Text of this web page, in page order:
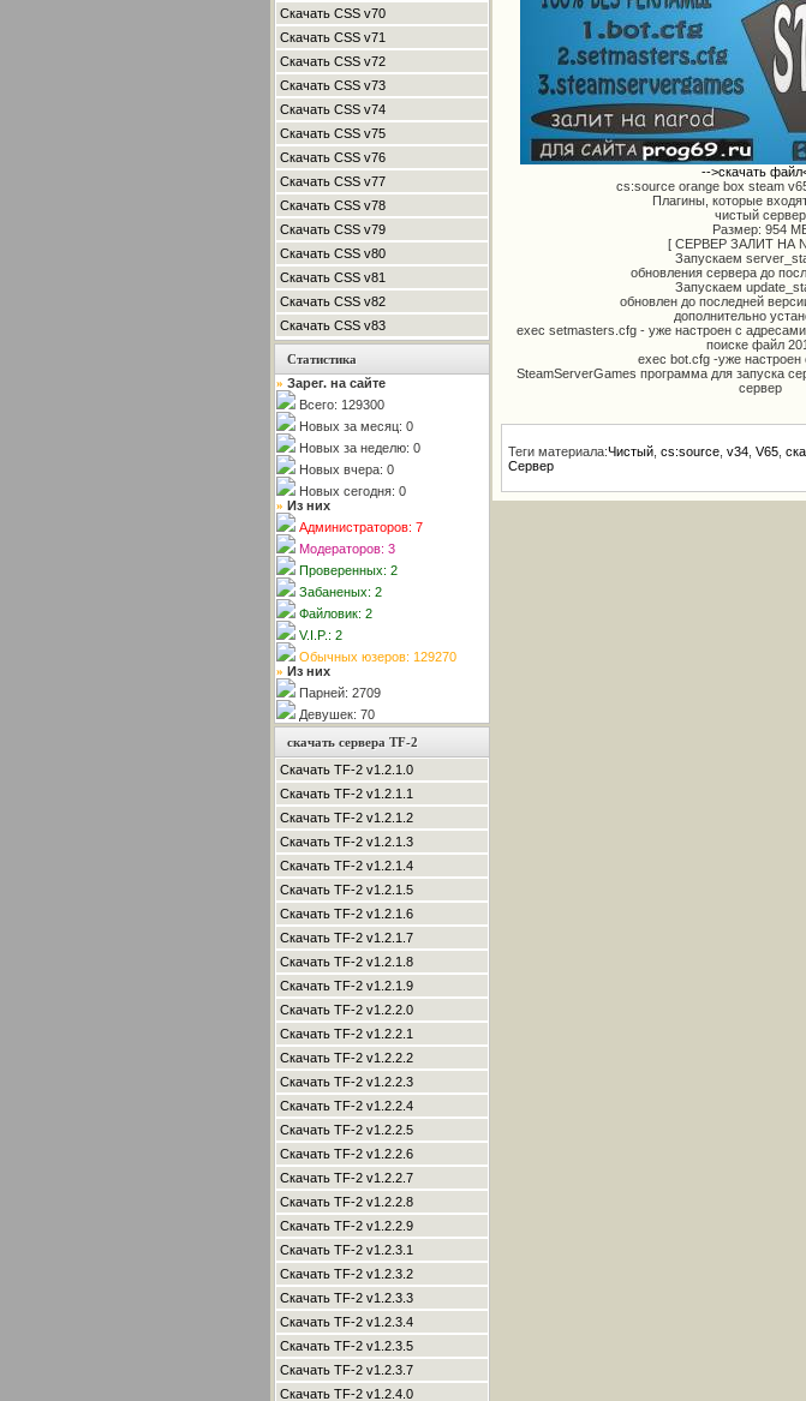
Скачать CSS v70
Скачать CSS v71
Скачать CSS v72
Скачать CSS v73
Скачать CSS v74
Скачать CSS v75
Скачать CSS v76
Скачать CSS v77
Скачать CSS v78
Скачать CSS v79
Скачать CSS v80
Скачать CSS v81
Скачать CSS v82
Скачать CSS v83
Статистика
» Зарег. на сайте
Всего: 129300
Новых за месяц: 0
Новых за неделю: 0
Новых вчера: 0
Новых сегодня: 0
» Из них
Администраторов: 7
Модераторов: 3
Проверенных: 2
Забаненых: 2
Файловик: 2
V.I.P.: 2
Обычных юзеров: 129270
» Из них
Парней: 2709
Девушек: 70
скачать сервера TF-2
Скачать TF-2 v1.2.1.0
Скачать TF-2 v1.2.1.1
Скачать TF-2 v1.2.1.2
Скачать TF-2 v1.2.1.3
Скачать TF-2 v1.2.1.4
Скачать TF-2 v1.2.1.5
Скачать TF-2 v1.2.1.6
Скачать TF-2 v1.2.1.7
Скачать TF-2 v1.2.1.8
Скачать TF-2 v1.2.1.9
Скачать TF-2 v1.2.2.0
Скачать TF-2 v1.2.2.1
Скачать TF-2 v1.2.2.2
Скачать TF-2 v1.2.2.3
Скачать TF-2 v1.2.2.4
Скачать TF-2 v1.2.2.5
Скачать TF-2 v1.2.2.6
Скачать TF-2 v1.2.2.7
Скачать TF-2 v1.2.2.8
Скачать TF-2 v1.2.2.9
Скачать TF-2 v1.2.3.1
Скачать TF-2 v1.2.3.2
Скачать TF-2 v1.2.3.3
Скачать TF-2 v1.2.3.4
Скачать TF-2 v1.2.3.5
Скачать TF-2 v1.2.3.7
Скачать TF-2 v1.2.4.0
-->скачать
cs:source orange box steam
Плагины, которые
чистый сервер
Размер: 954
[ CЕРВЕР ЗАЛИТ НА
Запускаем
обновления сервера до
Запускаем
обновлен до последней
дополнительно
exec setmasters.cfg - уже настроен с
поиске файл
exec bot.cfg -уже настроен
SteamServerGames программа для запуска
сервер
Теги материала:Чистый, cs:source, v34, V65,
Сервер